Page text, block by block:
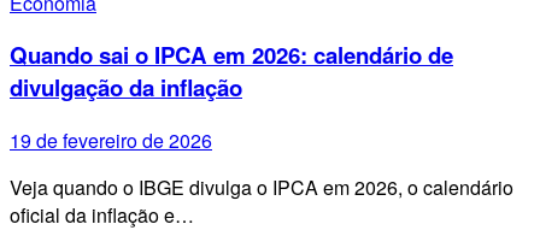
Quando sai o IPCA em 2026: calendário de
divulgação da inflação
19 de fevereiro de 2026
Veja quando o IBGE divulga o IPCA em 2026, o calendário
oficial da inflação e…